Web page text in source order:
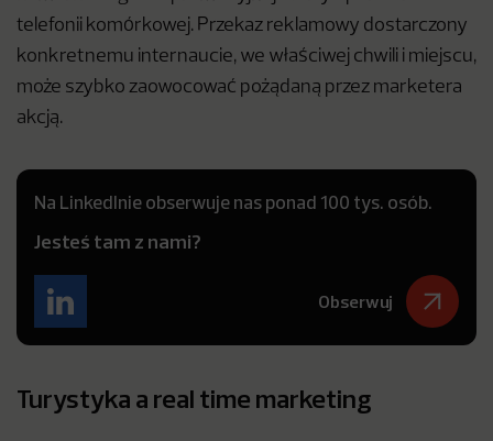
telefonii komórkowej. Przekaz reklamowy dostarczony
konkretnemu internaucie, we właściwej chwili i miejscu,
może szybko zaowocować pożądaną przez marketera
akcją.
Na LinkedInie obserwuje nas ponad 100 tys. osób.
Jesteś tam z nami?
Obserwuj
Turystyka a real time marketing